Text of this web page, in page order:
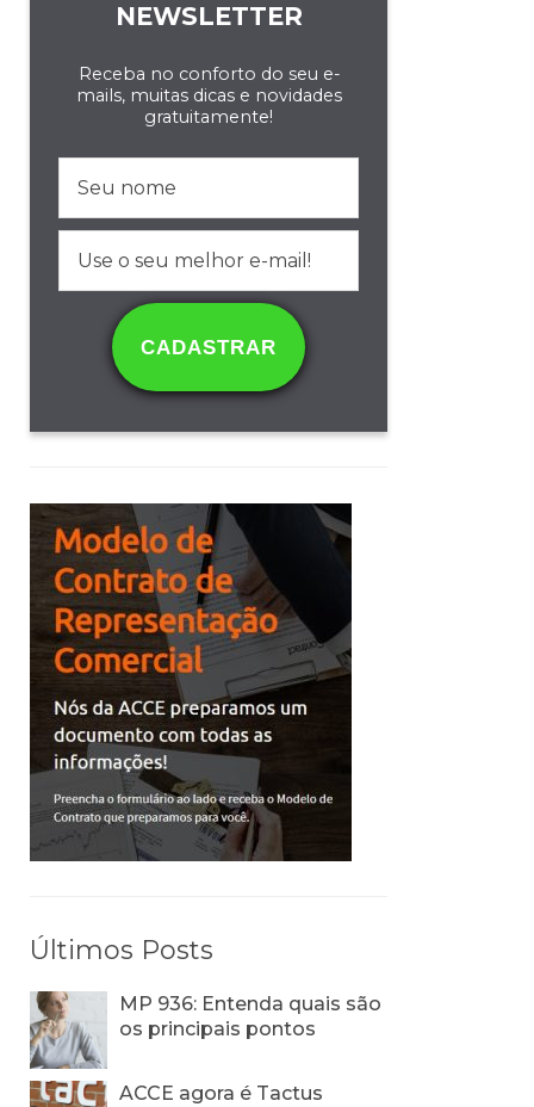
NEWSLETTER
Receba no conforto do seu e-
mails, muitas dicas e novidades
gratuitamente!
CADASTRAR
Últimos Posts
MP 936: Entenda quais são
os principais pontos
ACCE agora é Tactus